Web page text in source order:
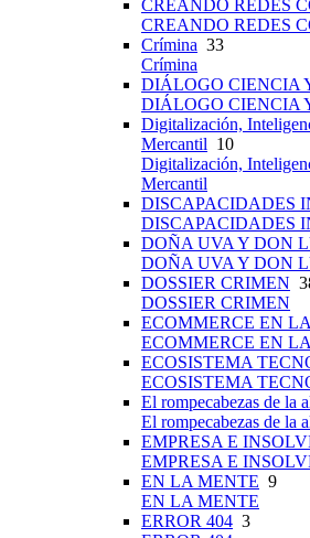
CREANDO REDES
CREANDO REDES
Crímina 33
Crímina
DIÁLOGO CIENCIA
DIÁLOGO CIENCIA
Digitalización,
Mercantil 10
Digitalización,
Mercantil
DISCAPACIDADES
DISCAPACIDADES
DOÑA UVA Y DON
DOÑA UVA Y DON
DOSSIER CRIMEN
DOSSIER CRIMEN
ECOMMERCE EN
ECOMMERCE EN
ECOSISTEMA
ECOSISTEMA
El rompecabezas de la
El rompecabezas de la
EMPRESA E
EMPRESA E
EN LA MENTE 9
EN LA MENTE
ERROR 404 3